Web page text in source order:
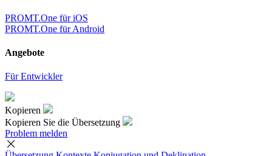
PROMT.One für iOS
PROMT.One für Android
Angebote
Für Entwickler
Kopieren
Kopieren Sie die Übersetzung
Problem melden